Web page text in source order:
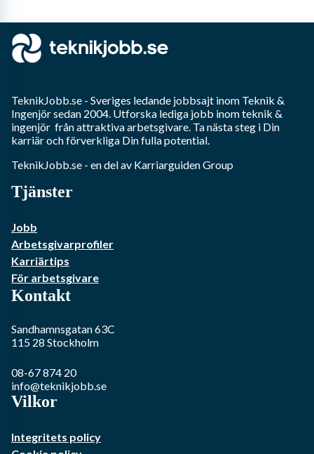
TeknikJobb.se - Sveriges ledande jobbsajt inom Teknik &
Ingenjörsedan 2004. Utforska lediga jobb inomteknik &
ingenjör från attraktiva arbetsgivare. Ta nästa steg i Din
karriär och förverkliga Din fulla potential.
TeknikJobb.se - en del av Karriarguiden Group
Tjänster
Jobb
Arbetsgivarprofiler
Karriärtips
För arbetsgivare
Kontakt
Sandhamnsgatan 63C
115 28 Stockholm
08-67 874 20
info@teknikjobb.se
Vilkor
Integritets policy